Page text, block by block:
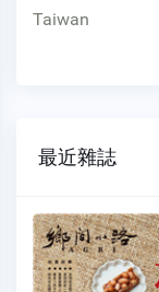
Taiwan
最近雜誌